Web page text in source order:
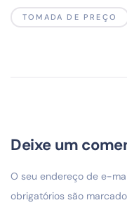
TOMADA DE PREÇO
Deixe um
O seu endereço de e-
obrigatórios são